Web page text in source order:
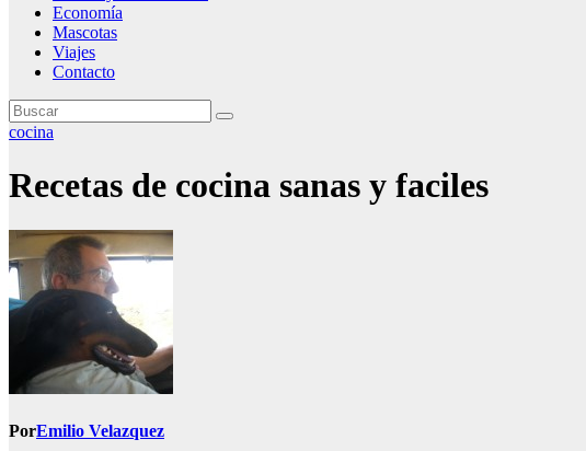
Economía
Mascotas
Viajes
Contacto
cocina
Recetas de cocina sanas y faciles
PorEmilio Velazquez